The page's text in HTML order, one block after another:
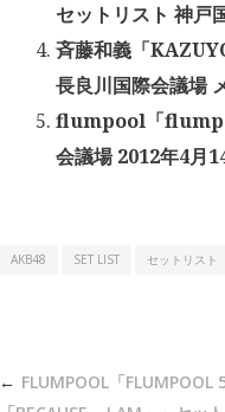
セットリスト 神戸
斉藤和義「
長良川国際会議場
flumpool「
会議場 2012年4月
AKB48 SET LIST セットリスト
FLUMPOOL「